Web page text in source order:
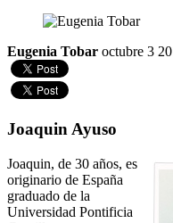
Eugenia Tobar octubre 3
Joaquin Ayuso
Joaquin, de 30 años, es
originario de España
graduado de la
Universidad Pontificia